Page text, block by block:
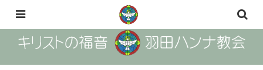
The Gosple of Christ Haneda Hanna Church